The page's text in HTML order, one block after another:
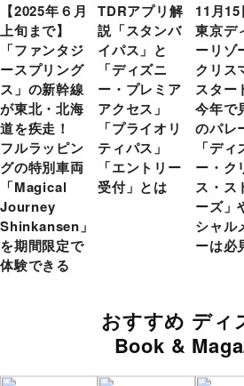
【2025年６月
上旬まで】
「ファンタジ
ースプリング
ス」の新幹線
が東北・北海
道を疾走！
フルラッピン
グの特別車両
「Magical
Journey
Shinkansen」
を期間限定で
体験できる
TDRアプリ解
説「スタンバ
イパス」と
「ディズニ
ー・プレミア
アクセス」
「プライオリ
ティパス」
「エントリー
受付」とは
11月
東京デ
ーリゾ
クリス
スター
今年で
のパレ
「ディ
ー・ク
ス・ス
ーズ」
シャル
ーは必
おすすめ ディ
Book &